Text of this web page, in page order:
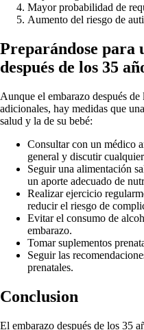
Mayor probabilidad de
Aumento del riesgo de
Preparándose para
después de los 35
Aunque el embarazo después
adicionales, hay medidas que
salud y la de su bebé:
Consultar con un médico
general y discutir
Seguir una alimentación
un aporte adecuado de
Realizar ejercicio
reducir el riesgo de
Evitar el consumo de
embarazo.
Tomar suplementos
Seguir las
prenatales.
Conclusion
El embarazo después de los 35